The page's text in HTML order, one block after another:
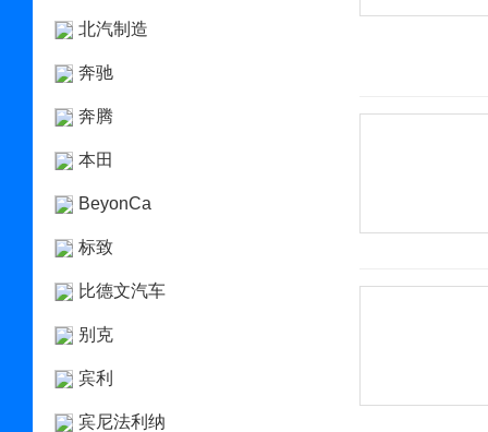
北汽制造
奔驰
奔腾
本田
BeyonCa
标致
比德文汽车
别克
宾利
宾尼法利纳